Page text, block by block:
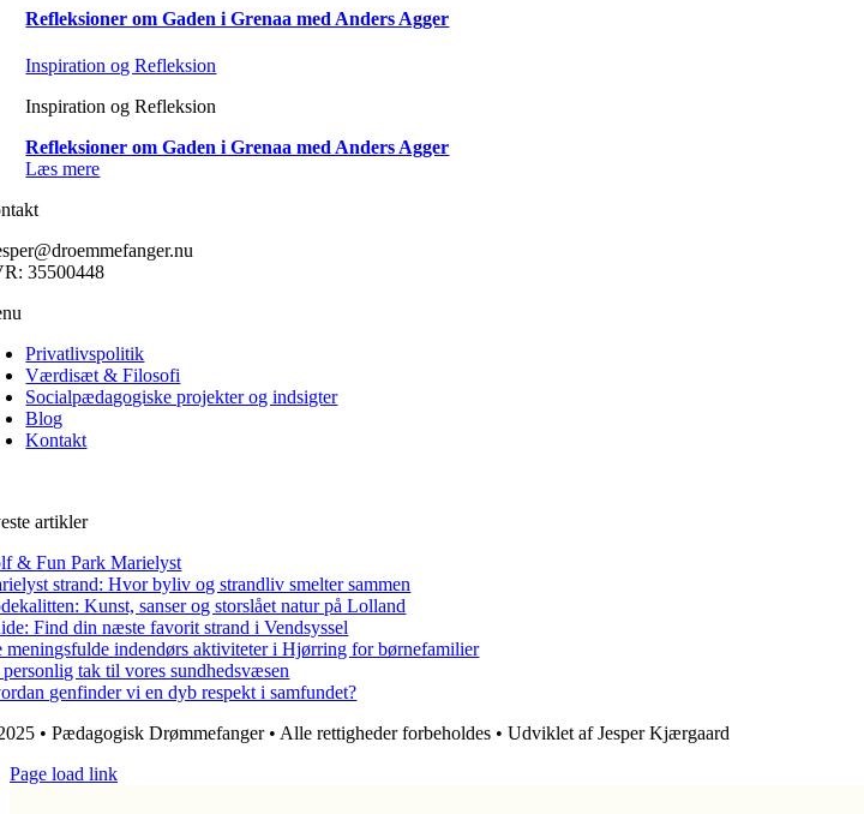
Refleksioner om Gaden i Grenaa med Anders Agger
Inspiration og Refleksion
Inspiration og Refleksion
Refleksioner om Gaden i Grenaa med Anders Agger
Læs mere
35500448
Privatlivspolitik
Værdisæt & Filosofi
Socialpædagogiske projekter og indsigter
Blog
Kontakt
artikler
& Fun Park Marielyst
strand: Hvor byliv og strandliv smelter sammen
Kunst, sanser og storslået natur på Lolland
Find din næste favorit strand i Vendsyssel
meningsfulde indendørs aktiviteter i Hjørring for børnefamilier
tak til vores sundhedsvæsen
genfinder vi en dyb respekt i samfundet?
• Pædagogisk Drømmefanger • Alle rettigheder forbeholdes • Udviklet af Jesper Kjærgaard
Page load link